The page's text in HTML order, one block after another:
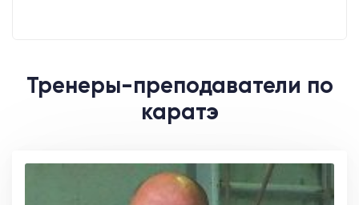
Тренеры-преподаватели по
каратэ